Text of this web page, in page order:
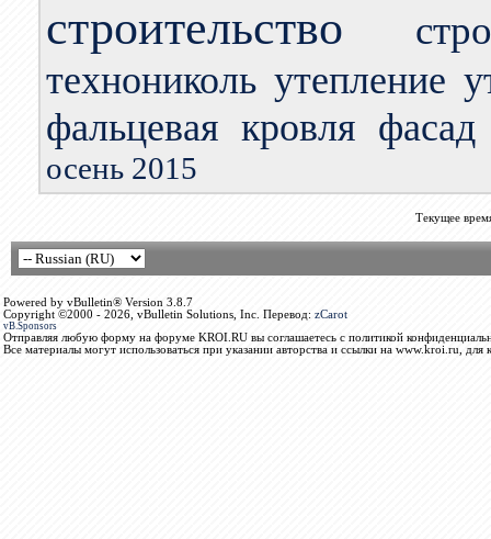
строительство
технониколь утепление
фальцевая кровля фасад
осень 2015
Текущее
Powered by vBulletin® Version 3.8.7
Copyright ©2000 - 2026, vBulletin Solutions, Inc. Перевод: zCarot
vB.Sponsors
Отправляя любую форму на форуме KROI.RU вы соглашаетесь с политикой
Все материалы могут использоваться при указании авторства и ссылки на www.kroi.ru, для